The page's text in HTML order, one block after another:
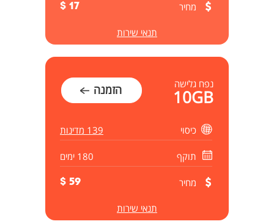
מחיר 17 $
תנאי שירות
נפח גלישה
10GB הזמנה
כיסוי 139 מדינות
תוקף 180 ימים
מחיר 59 $
תנאי שירות